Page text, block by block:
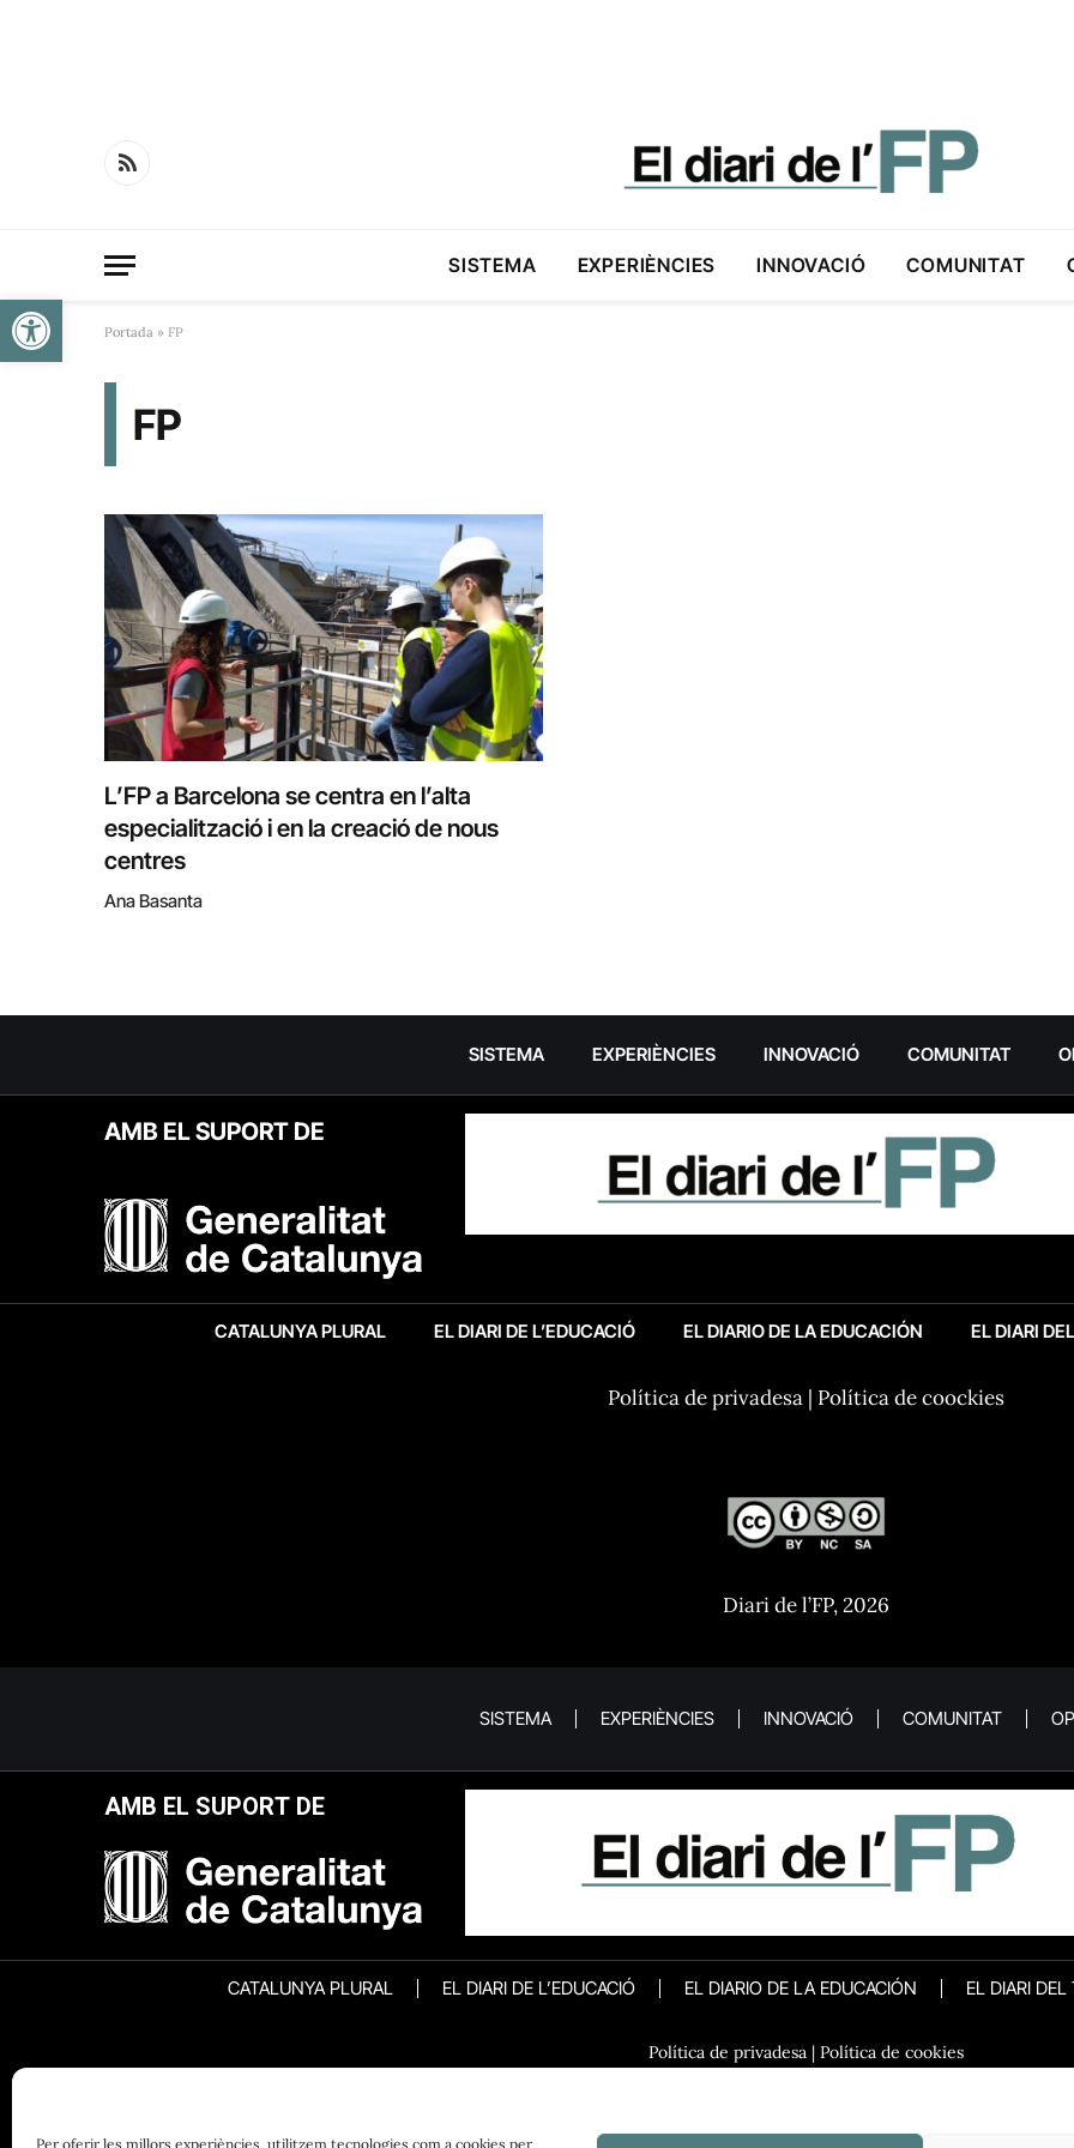
Obre la barra d'eines
Per oferir les millors experiències, utilitzem tecnologies com a cookies per
RSS
SISTEMA EXPERIÈNCIES INNOVACIÓ COMUNITAT
Portada » FP
FP
L’FP a Barcelona se centra en l’alta
especialització i en la creació de nous
centres
Ana Basanta
SISTEMA EXPERIÈNCIES INNOVACIÓ COMUNITAT
AMB EL SUPORT DE
CATALUNYA PLURAL EL DIARI DE L’EDUCACIÓ EL DIARIO DE LA EDUCACIÓN EL DIARI
Política de privadesa| Política de coockies
Diari de l’FP, 2026
SISTEMA EXPERIÈNCIES INNOVACIÓ COMUNITAT
AMB EL SUPORT DE
CATALUNYA PLURAL EL DIARI DE L’EDUCACIÓ EL DIARIO DE LA EDUCACIÓN EL DIARI DEL
Política de privadesa| Política de cookies